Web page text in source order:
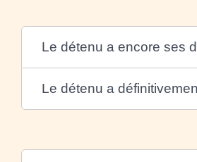
Le détenu a encore ses
Le détenu a